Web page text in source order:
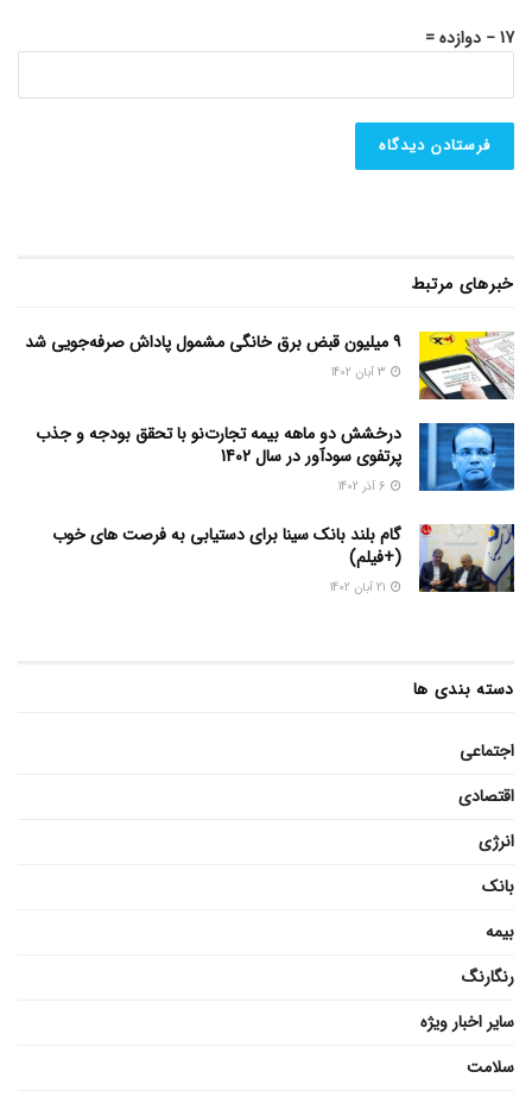
17 − دوازده =
خبرهای مرتبط
۹ میلیون قبض برق خانگی مشمول پاداش صرفه‌جویی شد
درخشش دو ماهه بیمه تجارت‌نو با تحقق بودجه و جذب
پرتفوی سودآور در سال 1402
گام بلند بانک سینا برای دستیابی به فرصت های خوب
(+فیلم)
دسته بندی ها
اجتماعی
اقتصادی
انرژی
بانک
بیمه
رنگارنگ
سایر اخبار ویژه
سلامت